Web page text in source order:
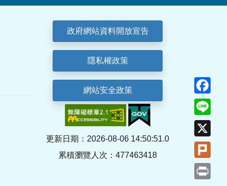
政府網站資料開放宣告
隱私權政策
網站安全政策
更新日期：2026-08-06 14:50:51.0
累積瀏覽人次：477463418